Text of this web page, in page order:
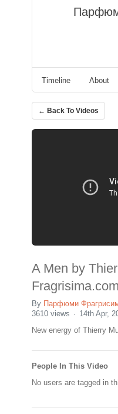
Timeline About
← Back To Videos
A Men by
Fragrisima.com
By Парфюми
3610 views
14th Apr,
New energy of Thierry
People In This Video
No users are tagged in